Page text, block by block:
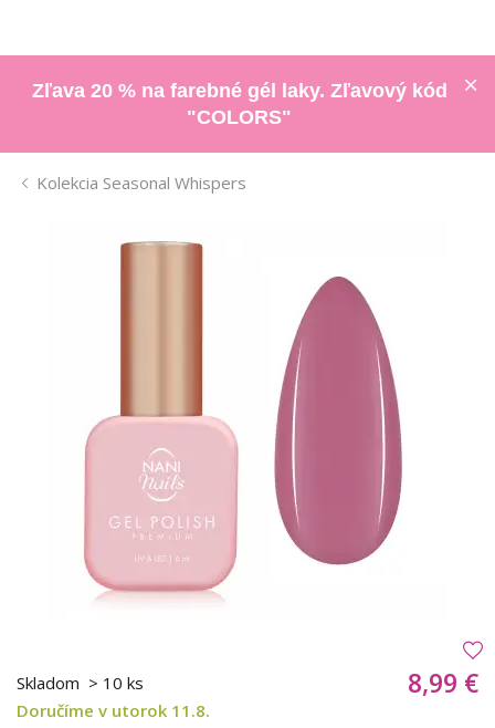
Zľava 20 % na farebné gél laky. Zľavový kód
"COLORS"
Kolekcia Seasonal Whispers
Skladom > 10 ks
Doručíme v utorok 11.8.
8,99 €